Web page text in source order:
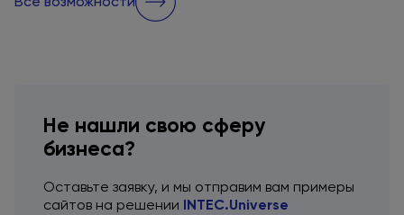
Не нашли свою сферу
бизнеса?
Оставьте заявку, и мы отправим вам примеры
сайтов на решении INTEC.Universe